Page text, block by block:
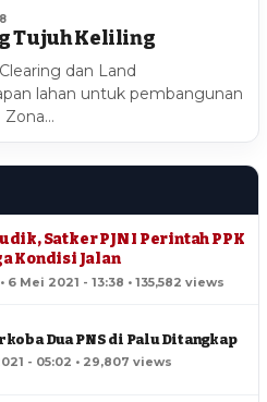
Tujuh Keliling
dan Land
lahan untuk pembangunan
Zona…
Satker PJN I Perintah PPK
Kondisi Jalan
Mei 2021 - 13:38 • 135,582 views
Dua PNS di Palu Ditangkap
- 05:02 • 29,807 views